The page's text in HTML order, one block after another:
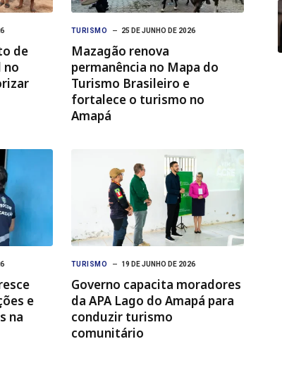
de
no
TURISMO 25 DE JUNHO DE 2026
Mazagão renova
permanência no Mapa do
Turismo Brasileiro e
fortalece o turismo no
Amapá
e
na
TURISMO 19 DE JUNHO DE 2026
Governo capacita moradores
da APA Lago do Amapá para
conduzir turismo
comunitário